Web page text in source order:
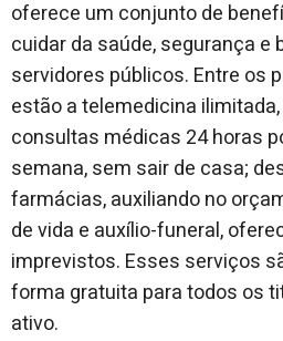
oferece um conjunto de
cuidar da saúde, segurança e
servidores públicos. Entre os
estão a telemedicina
consultas médicas 24 horas
semana, sem sair de casa;
farmácias, auxiliando no
de vida e auxílio-funeral,
imprevistos. Esses serviços
forma gratuita para todos os
ativo.